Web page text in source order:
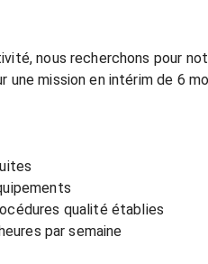
nous recherchons pour
une mission en intérim de 6
qualité établies
par semaine